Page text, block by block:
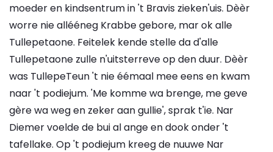
moeder en kindsentrum in 't Bravis zieken'uis. Dèèr
worre nie allééneg Krabbe gebore, mar ok alle
Tullepetaone. Feitelek kende stelle da d'alle
Tullepetaone zulle n'uitsterreve op den duur. Dèèr
was TullepeTeun 't nie éémaal mee eens en kwam
naar 't podiejum. 'Me komme wa brenge, me geve
gère wa weg en zeker aan gullie', sprak t'ie. Nar
Diemer voelde de bui al ange en dook onder 't
tafellake. Op 't podiejum kreeg de nuuwe Nar